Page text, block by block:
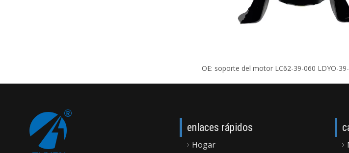
OE: soporte del motor LC62-39-060 LDYO-
enlaces rápidos
Hogar